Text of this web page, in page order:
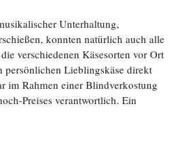
Unterhaltung,
konnten natürlich auch alle
verschiedenen Käsesorten vor Ort
persönlichen Lieblingskäse direkt
im Rahmen einer Blindverkostung
Preises verantwortlich. Ein